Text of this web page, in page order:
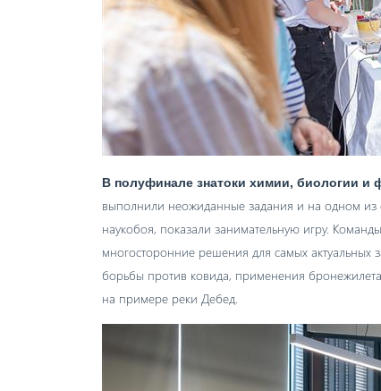
В полуфинале знатоки химии, биологии и
выполнили неожиданные задания и на одном
наукобоя, показали занимательную игру.
многосторонние решения для самых актуальных
борьбы против ковида, применения
на примере реки Дебед.